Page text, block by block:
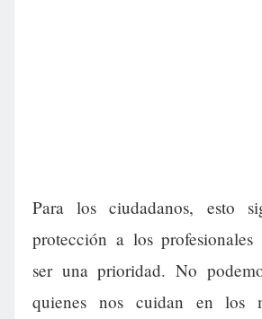
Para los ciudadanos, esto
protección a los profesionales
ser una prioridad. No
quienes nos cuidan en los